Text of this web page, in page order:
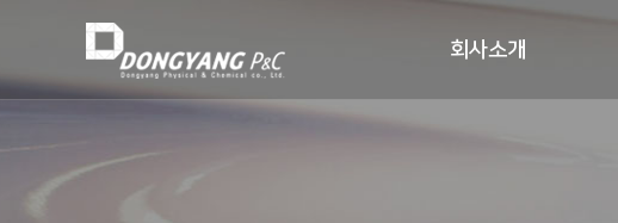
회사소개